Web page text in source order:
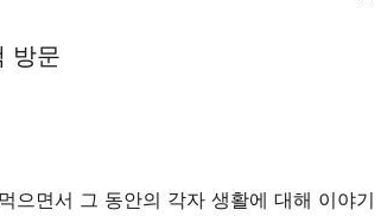
방문
으면서 그 동안의 각자 생활에 대해 이야기